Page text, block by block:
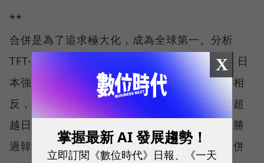
**
合併是為了追求極大化，成為全球第一。分析
TFT-LCD兩大強國──日本與韓國，劉英達說，日
本強在技術，弱在低成本量產能力；韓國正好相
反，強在量產能力，弱在技術。「台灣如果要超
越日、韓成為全球第一，就必須在量產能力上勝
過韓國，在技術上勝過日本，」他說。這次合併
X
掌握最新 AI 發展趨勢！
立即訂閱《數位時代》日報、《一天